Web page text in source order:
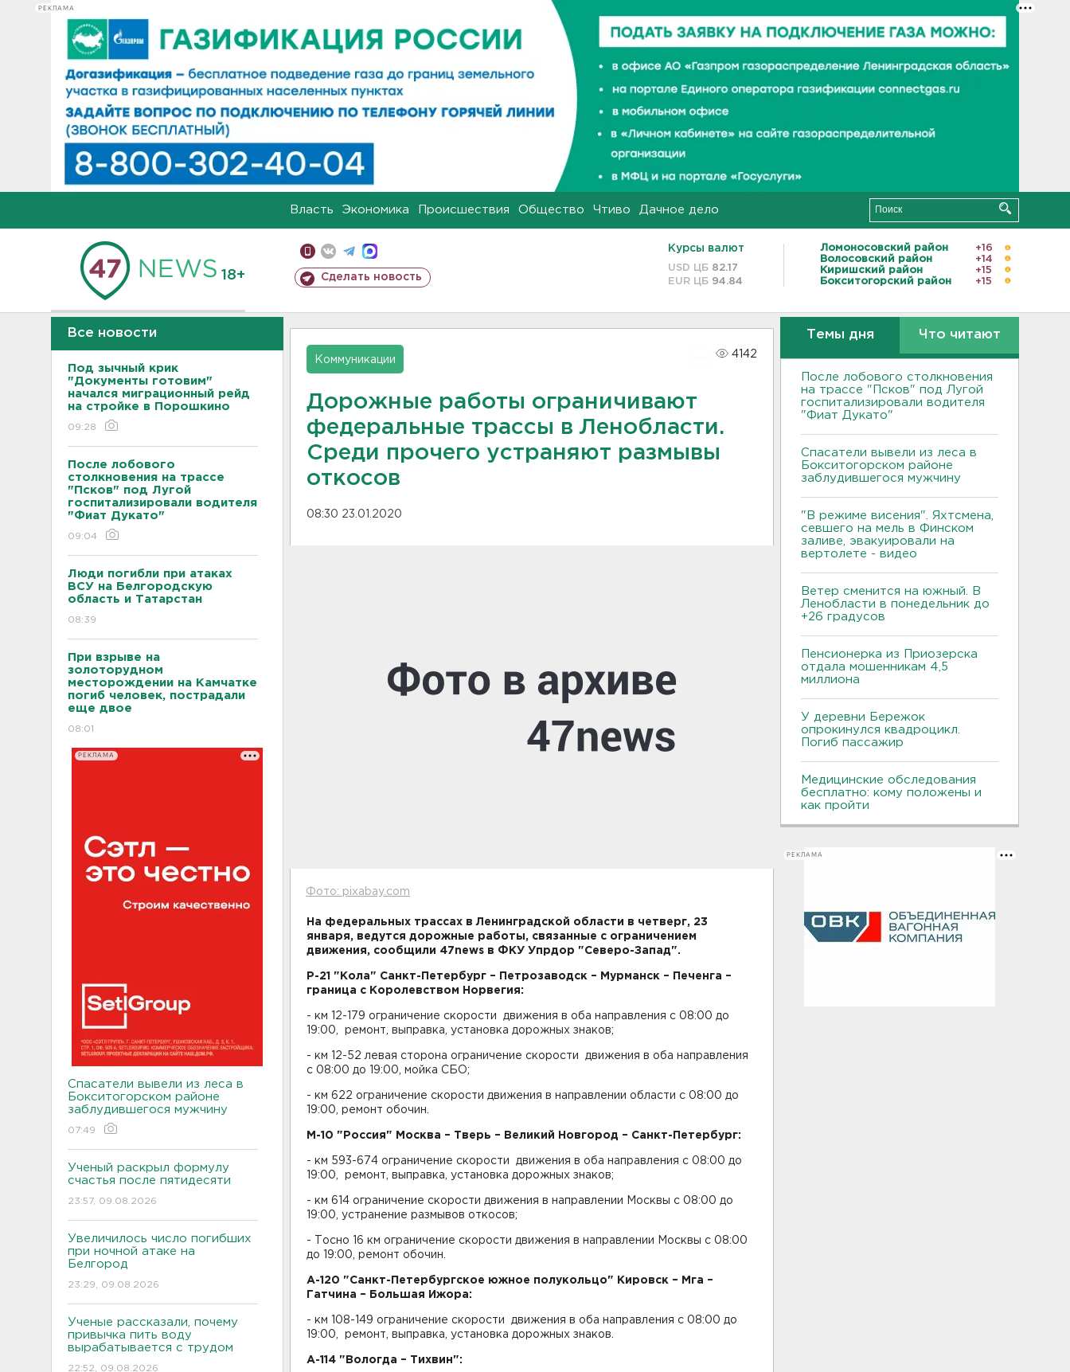
РЕКЛАМА
Власть Экономика Происшествия Общество Чтиво Дачное дело
18+ Сделать новость
Курсы валют
USD ЦБ 82.17
EUR ЦБ 94.84
Ломоносовский район
+16
Волосовский район
+14
Киришский район
+15
Бокситогорский район
+15
Все новости
Под зычный крик
"Документы готовим"
начался миграционный рейд
на стройке в Порошкино
09:28
После лобового
столкновения на трассе
"Псков" под Лугой
госпитализировали водителя
"Фиат Дукато"
09:04
Люди погибли при атаках
ВСУ на Белгородскую
область и Татарстан
08:39
При взрыве на
золоторудном
месторождении на Камчатке
погиб человек, пострадали
еще двое
08:01
РЕКЛАМА
Спасатели вывели из леса в
Бокситогорском районе
заблудившегося мужчину
07:49
Ученый раскрыл формулу
счастья после пятидесяти
23:57, 09.08.2026
Увеличилось число погибших
при ночной атаке на
Белгород
23:29, 09.08.2026
Ученые рассказали, почему
привычка пить воду
вырабатывается с трудом
22:52, 09.08.2026
Коммуникации
4142
Дорожные работы ограничивают
федеральные трассы в Ленобласти.
Среди прочего устраняют размывы
откосов
08:30 23.01.2020
Фото: pixabay.com
На федеральных трассах в Ленинградской области в четверг, 23
января, ведутся дорожные работы, связанные с ограничением
движения, сообщили 47news в ФКУ Упрдор "Северо-Запад".
Р-21 "Кола" Санкт-Петербург – Петрозаводск – Мурманск – Печенга –
граница с Королевством Норвегия:
- км 12-179 ограничение скорости движения в оба направления с 08:00 до
19:00, ремонт, выправка, установка дорожных знаков;
- км 12-52 левая сторона ограничение скорости движения в оба направления
с 08:00 до 19:00, мойка СБО;
- км 622 ограничение скорости движения в направлении области с 08:00 до
19:00, ремонт обочин.
М-10 "Россия" Москва – Тверь – Великий Новгород – Санкт-Петербург:
- км 593-674 ограничение скорости движения в оба направления с 08:00 до
19:00, ремонт, выправка, установка дорожных знаков;
- км 614 ограничение скорости движения в направлении Москвы с 08:00 до
19:00, устранение размывов откосов;
- Тосно 16 км ограничение скорости движения в направлении Москвы с 08:00
до 19:00, ремонт обочин.
А-120 "Санкт-Петербургское южное полукольцо" Кировск – Мга –
Гатчина – Большая Ижора:
- км 108-149 ограничение скорости движения в оба направления с 08:00 до
19:00, ремонт, выправка, установка дорожных знаков.
А-114 "Вологда – Тихвин":
Темы дня Что читают
После лобового столкновения
на трассе "Псков" под Лугой
госпитализировали водителя
"Фиат Дукато"
Спасатели вывели из леса в
Бокситогорском районе
заблудившегося мужчину
"В режиме висения". Яхтсмена,
севшего на мель в Финском
заливе, эвакуировали на
вертолете - видео
Ветер сменится на южный. В
Ленобласти в понедельник до
+26 градусов
Пенсионерка из Приозерска
отдала мошенникам 4,5
миллиона
У деревни Бережок
опрокинулся квадроцикл.
Погиб пассажир
Медицинские обследования
бесплатно: кому положены и
как пройти
РЕКЛАМА